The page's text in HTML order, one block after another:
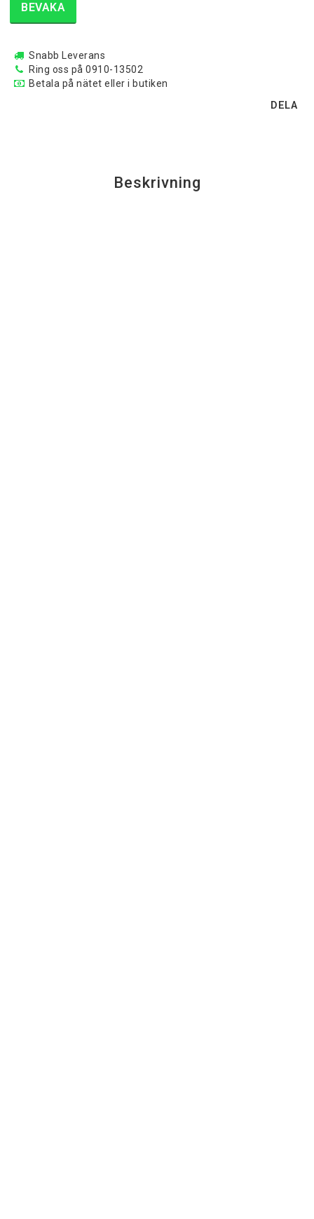
BEVAKA
Snabb Leverans
Ring oss på 0910-13502
Betala på nätet eller i butiken
DELA
Beskrivning